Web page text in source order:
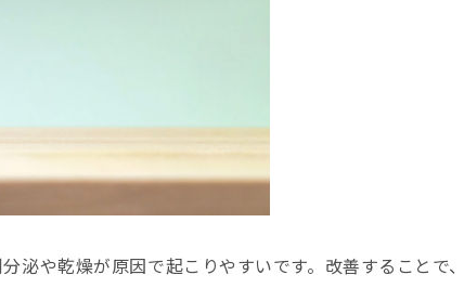
や乾燥が原因で起こりやすいです。改善することで、